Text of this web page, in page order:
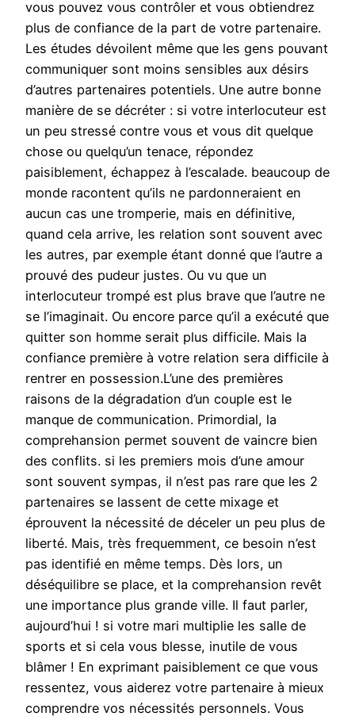
vous pouvez vous contrôler et vous obtiendrez
plus de confiance de la part de votre partenaire.
Les études dévoilent même que les gens pouvant
communiquer sont moins sensibles aux désirs
d’autres partenaires potentiels. Une autre bonne
manière de se décréter : si votre interlocuteur est
un peu stressé contre vous et vous dit quelque
chose ou quelqu’un tenace, répondez
paisiblement, échappez à l’escalade. beaucoup de
monde racontent qu’ils ne pardonneraient en
aucun cas une tromperie, mais en définitive,
quand cela arrive, les relation sont souvent avec
les autres, par exemple étant donné que l’autre a
prouvé des pudeur justes. Ou vu que un
interlocuteur trompé est plus brave que l’autre ne
se l’imaginait. Ou encore parce qu’il a exécuté que
quitter son homme serait plus difficile. Mais la
confiance première à votre relation sera difficile à
rentrer en possession.L’une des premières
raisons de la dégradation d’un couple est le
manque de communication. Primordial, la
comprehansion permet souvent de vaincre bien
des conflits. si les premiers mois d’une amour
sont souvent sympas, il n’est pas rare que les 2
partenaires se lassent de cette mixage et
éprouvent la nécessité de déceler un peu plus de
liberté. Mais, très frequemment, ce besoin n’est
pas identifié en même temps. Dès lors, un
déséquilibre se place, et la comprehansion revêt
une importance plus grande ville. Il faut parler,
aujourd’hui ! si votre mari multiplie les salle de
sports et si cela vous blesse, inutile de vous
blâmer ! En exprimant paisiblement ce que vous
ressentez, vous aiderez votre partenaire à mieux
comprendre vos nécessités personnels. Vous